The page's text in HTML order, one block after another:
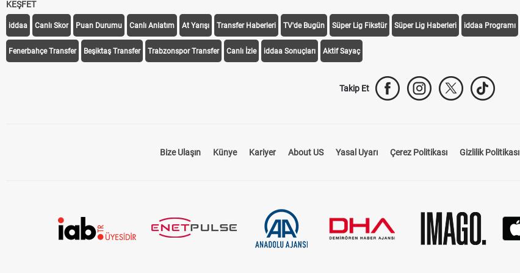
KEŞFET
iddaa Canlı Skor Puan Durumu Canlı Anlatım At Yarışı Transfer Haberleri TV'de Bugün Süper Lig Fikstür Süper Lig Haberleri iddaa Programı
Fenerbahçe Transfer Beşiktaş Transfer Trabzonspor Transfer Canlı İzle iddaa Sonuçları Aktif Sayaç
Takip Et
Bize Ulaşın Künye Kariyer About US Yasal Uyarı Çerez Politikası Gizlilik Politikası